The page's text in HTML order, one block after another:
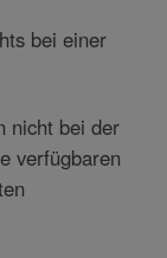
bei einer
nicht bei der
verfügbaren